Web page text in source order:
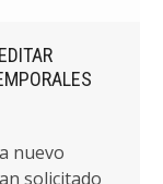
nuevo
solicitado